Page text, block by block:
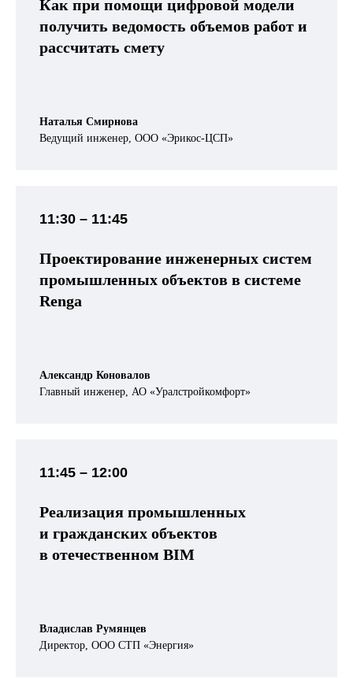
Как при помощи цифровой модели
получить ведомость объемов работ и
рассчитать смету
Наталья Смирнова
Ведущий инженер, ООО «Эрикос-ЦСП»
11:30 – 11:45
Проектирование инженерных систем
промышленных объектов в системе
Renga
Александр Коновалов
Главный инженер, АО «Уралстройкомфорт»
11:45 – 12:00
Реализация промышленных
и гражданских объектов
в отечественном BIM
Владислав Румянцев
Директор, ООО СТП «Энергия»